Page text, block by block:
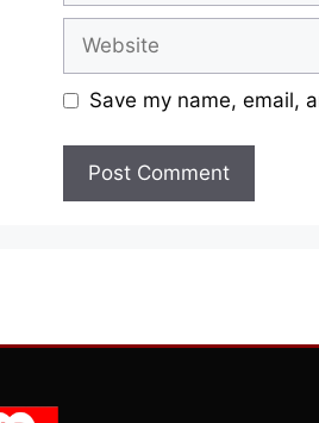
Save my name, email,